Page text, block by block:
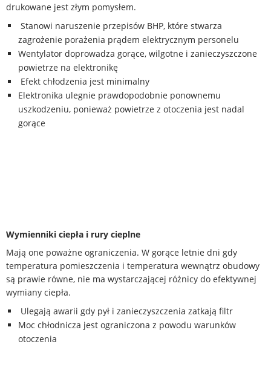
drukowane jest złym pomysłem.
Stanowi naruszenie przepisów BHP, które stwarza
zagrożenie porażenia prądem elektrycznym personelu
Wentylator doprowadza gorące, wilgotne i zanieczyszczone
powietrze na elektronikę
Efekt chłodzenia jest minimalny
Elektronika ulegnie prawdopodobnie ponownemu
uszkodzeniu, ponieważ powietrze z otoczenia jest nadal
gorące
Wymienniki ciepła i rury cieplne
Mają one poważne ograniczenia. W gorące letnie dni gdy
temperatura pomieszczenia i temperatura wewnątrz obudowy
są prawie równe, nie ma wystarczającej różnicy do efektywnej
wymiany ciepła.
Ulegają awarii gdy pył i zanieczyszczenia zatkają filtr
Moc chłodnicza jest ograniczona z powodu warunków
otoczenia